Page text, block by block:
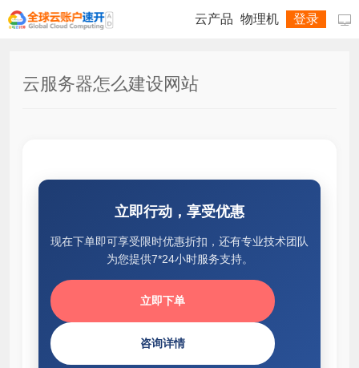

云产品 物理机 登录
云服务器怎么建设网站
立即行动，享受优惠
现在下单即可享受限时优惠折扣，还有专业技术团队
为您提供7*24小时服务支持。
立即下单
咨询详情